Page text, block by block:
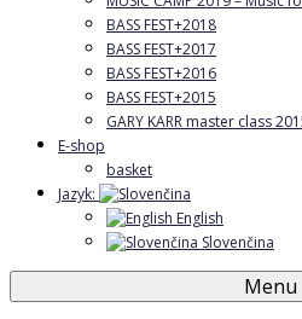
BASS FEST+2018
BASS FEST+2017
BASS FEST+2016
BASS FEST+2015
GARY KARR master class
E-shop
basket
Jazyk:
English
Slovenčina
Menu